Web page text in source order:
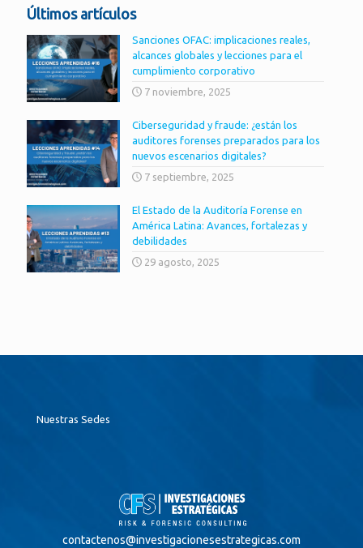
Últimos artículos
Sanciones OFAC: implicaciones reales,
alcances globales y lecciones para el
cumplimiento corporativo
7 noviembre, 2025
Ciberseguridad y fraude: ¿están los
auditores forenses preparados para los
nuevos escenarios digitales?
7 septiembre, 2025
El Estado de la Auditoría Forense en
América Latina: Avances, fortalezas y
debilidades
29 agosto, 2025
Nuestras Sedes
contactenos@investigacionesestrategicas.com